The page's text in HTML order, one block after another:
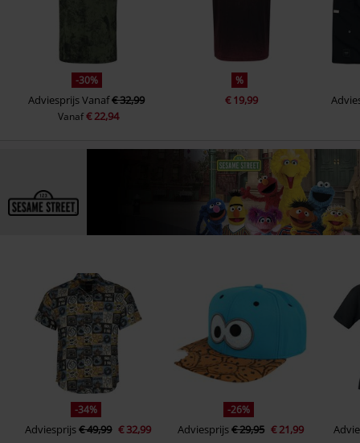
-30%
AdviesprijsVanaf€ 32,99
Vanaf€ 22,94
%
€ 19,99
-34%
Adviesprijs€ 49,99 € 32,99
-26%
Adviesprijs€ 29,95 € 21,99